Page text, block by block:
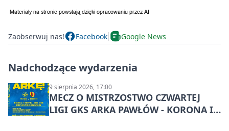
Zaobserwuj nas! Facebook Google News
Nadchodzące wydarzenia
9 sierpnia 2026, 17:00
MECZ O MISTRZOSTWO CZWARTEJ
LIGI GKS ARKA PAWŁÓW - KORONA III